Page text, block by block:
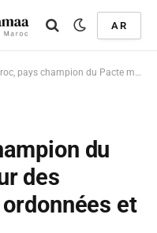
AR
champion du Pacte mondial pour des migrations sûres, ordonnées et régulière
du
des
et